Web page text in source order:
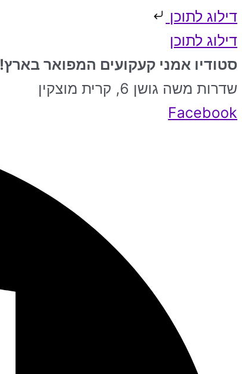
דילוג לתוכן
דילוג לתוכן
סטודיו אמני קעקועים המפואר בארץ!
שדרות משה גושן 6, קרית מוצקין
Facebook